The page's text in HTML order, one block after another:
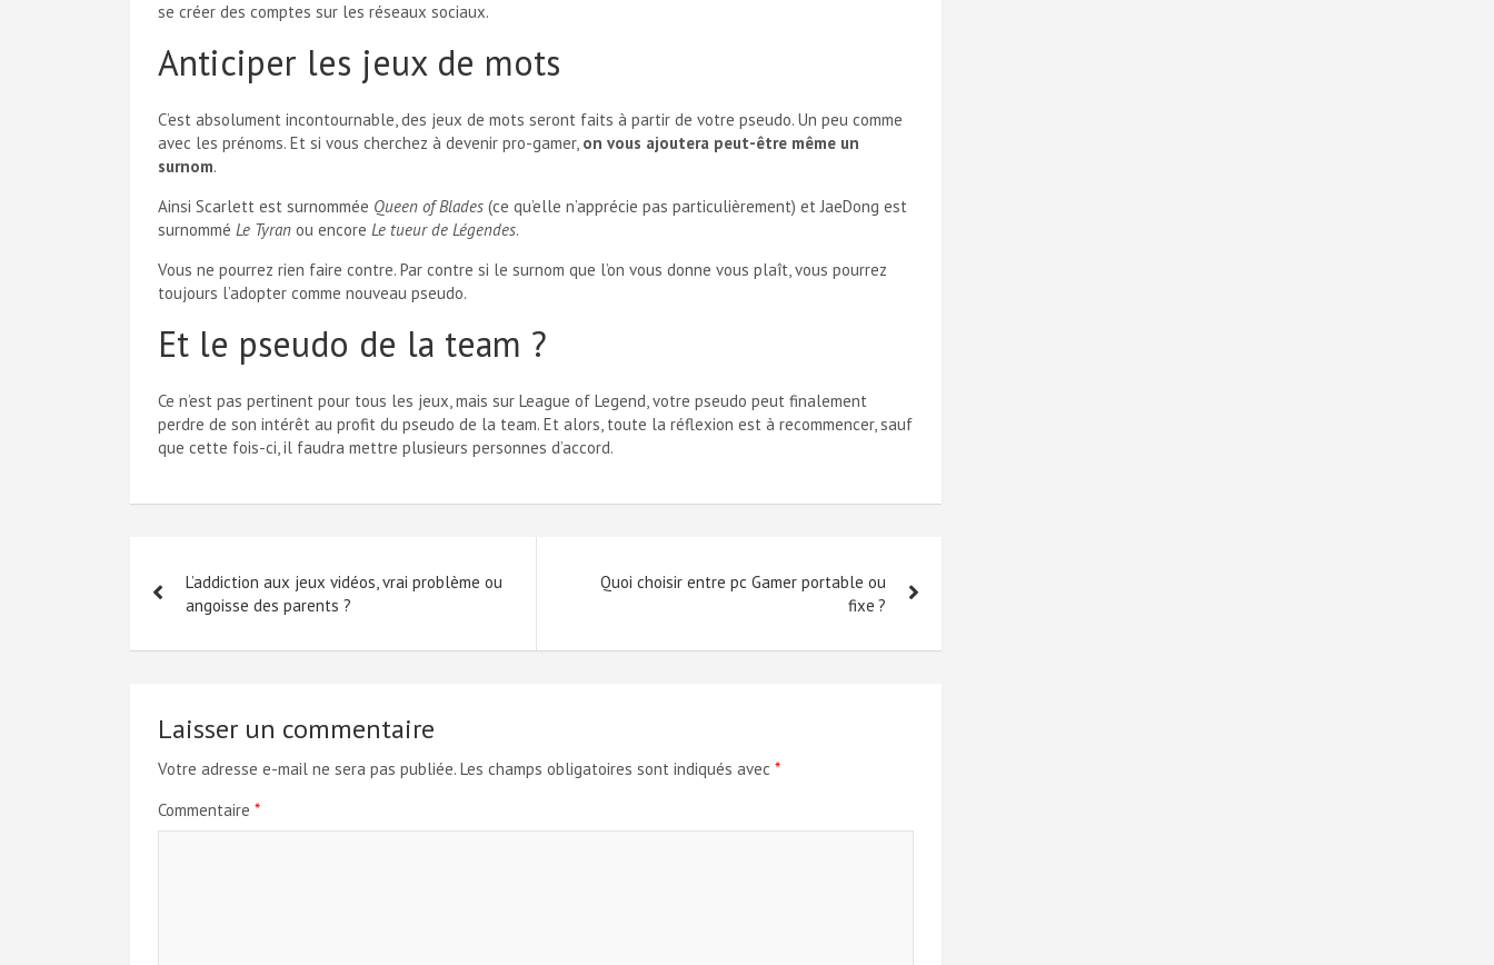
se créer des comptes sur les réseaux sociaux.
Anticiper les jeux de mots
C’est absolument incontournable, des jeux de mots seront faits à partir de votre pseudo. Un peu comme
avec les prénoms. Et si vous cherchez à devenir pro-gamer, on vous ajoutera peut-être même un
surnom.
Ainsi Scarlett est surnommée Queen of Blades (ce qu’elle n’apprécie pas particulièrement) et JaeDong est
surnommé Le Tyran ou encore Le tueur de Légendes.
Vous ne pourrez rien faire contre. Par contre si le surnom que l’on vous donne vous plaît, vous pourrez
toujours l’adopter comme nouveau pseudo.
Et le pseudo de la team ?
Ce n’est pas pertinent pour tous les jeux, mais sur League of Legend, votre pseudo peut finalement
perdre de son intérêt au profit du pseudo de la team. Et alors, toute la réflexion est à recommencer, sauf
que cette fois-ci, il faudra mettre plusieurs personnes d’accord.
de
l’article
L’addiction aux jeux vidéos, vrai problème ou
angoisse des parents ?
Quoi choisir entre pc Gamer portable ou
fixe ?
Laisser un commentaire
Votre adresse e-mail ne sera pas publiée. Les champs obligatoires sont indiqués avec *
Commentaire *